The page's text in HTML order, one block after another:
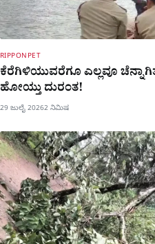
RIPPONPET
ಕೆರೆಗಿಳಿಯುವರೆಗೂ ಎಲ್ಲವೂ
ಹೋಯ್ತು ದುರಂತ!
29 ಜುಲೈ 20262 ನಿಮಿಷ